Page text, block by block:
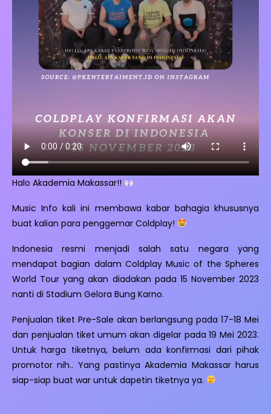
Halo Akademia Makassar!!
Music Info kali ini membawa kabar bahagia khususnya
buat kalian para penggemar Coldplay!
Indonesia resmi menjadi salah satu negara yang
mendapat bagian dalam Coldplay Music of the Spheres
World Tour yang akan diadakan pada 15 November 2023
nanti di Stadium Gelora Bung Karno.
Penjualan tiket Pre-Sale akan berlangsung pada 17-18 Mei
dan penjualan tiket umum akan digelar pada 19 Mei 2023.
Untuk harga tiketnya, belum ada konfirmasi dari pihak
promotor nih.. Yang pastinya Akademia Makassar harus
siap-siap buat war untuk dapetin tiketnya ya.